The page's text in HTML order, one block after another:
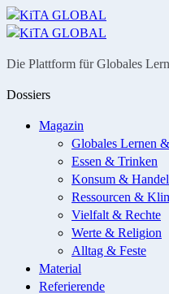
Menü
Suche
Die Plattform für Globales
Dossiers
Magazin
Globales Lernen
Essen & Trinken
Konsum & Handel
Ressourcen &
Vielfalt & Rechte
Werte & Religion
Alltag & Feste
Material
Referierende